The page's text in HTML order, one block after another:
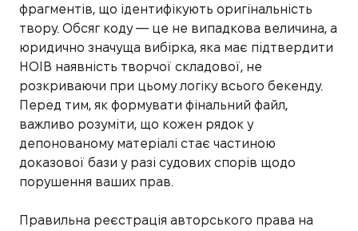
фрагментів, що ідентифікують оригінальність
твору. Обсяг коду — це не випадкова величина, а
юридично значуща вибірка, яка має підтвердити
НОІВ наявність творчої складової, не
розкриваючи при цьому логіку всього бекенду.
Перед тим, як формувати фінальний файл,
важливо розуміти, що кожен рядок у
депонованому матеріалі стає частиною
доказової бази у разі судових спорів щодо
порушення ваших прав.
Правильна реєстрація авторського права на